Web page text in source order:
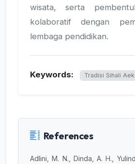
wisata, serta
kolaboratif dengan
lembaga pendidikan.
Keywords: Tradisi Sihali Aek
References
Adlini, M. N., Dinda, A. H.,